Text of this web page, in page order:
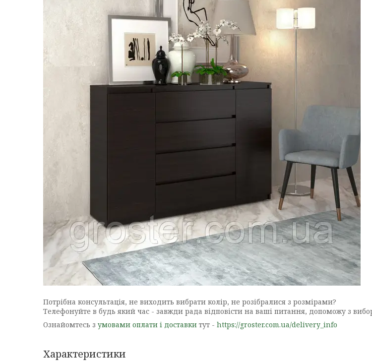
Потрібна консультація, не виходить вибрати колір, не розібралися з розмірами?
Телефонуйте в будь який час - завжди рада відповісти на ваші питання, допоможу з
Ознайомтесь з умовами оплати і доставки тут - https://groster.com.ua/delivery_info
Характеристики